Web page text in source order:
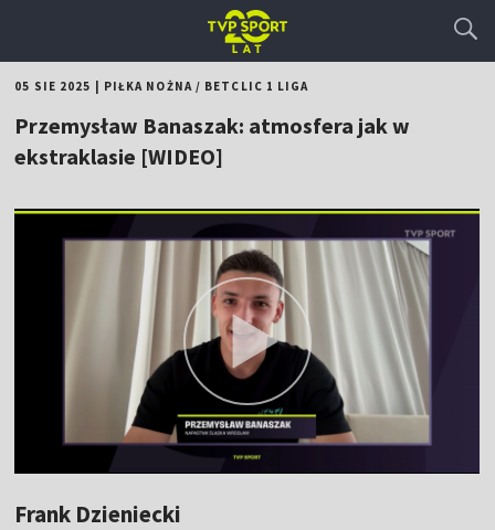
05 SIE 2025 PIŁKA NOŻNA/ BETCLIC 1 LIGA
Przemysław Banaszak: atmosfera jak w
ekstraklasie [WIDEO]
Frank Dzieniecki